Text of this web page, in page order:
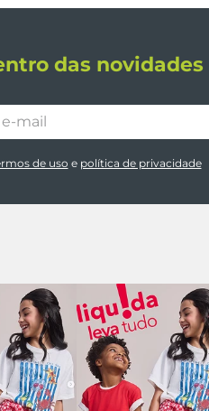
das novidades
de uso e política de privacidade